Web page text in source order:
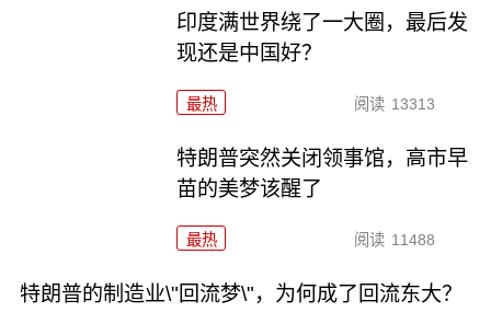
印度满世界绕了一大圈，最后发
现还是中国好？
最热 阅读 13313
特朗普突然关闭领事馆，高市早
苗的美梦该醒了
最热 阅读 11488
特朗普的制造业\"回流梦\"，为何成了回流东大？